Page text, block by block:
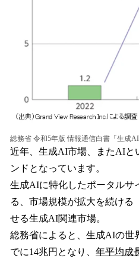
総務省 令和5年版 情報通信白書「生成
近年、生成AI市場、またAIと
ンドとなっています。
生成AIに特化したポータルサ
る、市場規模が拡大を続け
せる生成AI関連市場。
総務省によると、生成AIの世
でに14兆円となり、 年平均成